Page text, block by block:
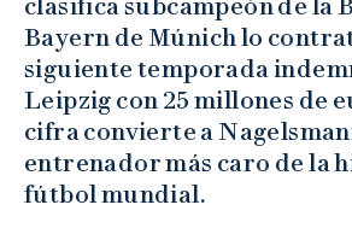
clasifica subcampeón de la
Bayern de Múnich lo
siguiente temporada
Leipzig con 25 millones de
cifra convierte a
entrenador más caro de la
fútbol mundial.